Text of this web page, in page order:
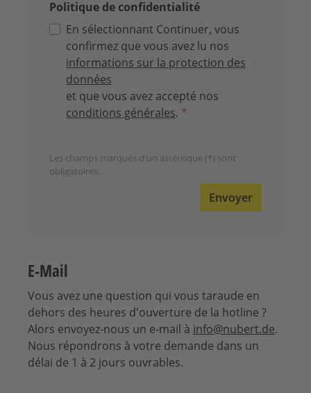
Politique de confidentialité
En sélectionnant Continuer, vous
confirmez que vous avez lu nos
informations sur la protection des
données
et que vous avez accepté nos
conditions générales. *
Les champs marqués d'un astérisque (*) sont
obligatoires.
Envoyer
E-Mail
Vous avez une question qui vous taraude en
dehors des heures d'ouverture de la hotline ?
Alors envoyez-nous un e-mail à info@nubert.de.
Nous répondrons à votre demande dans un
délai de 1 à 2 jours ouvrables.